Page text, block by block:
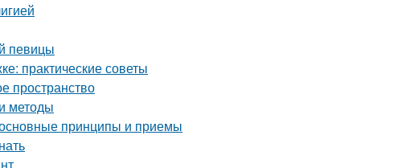
певицы
практические советы
пространство
методы
основные принципы и приемы